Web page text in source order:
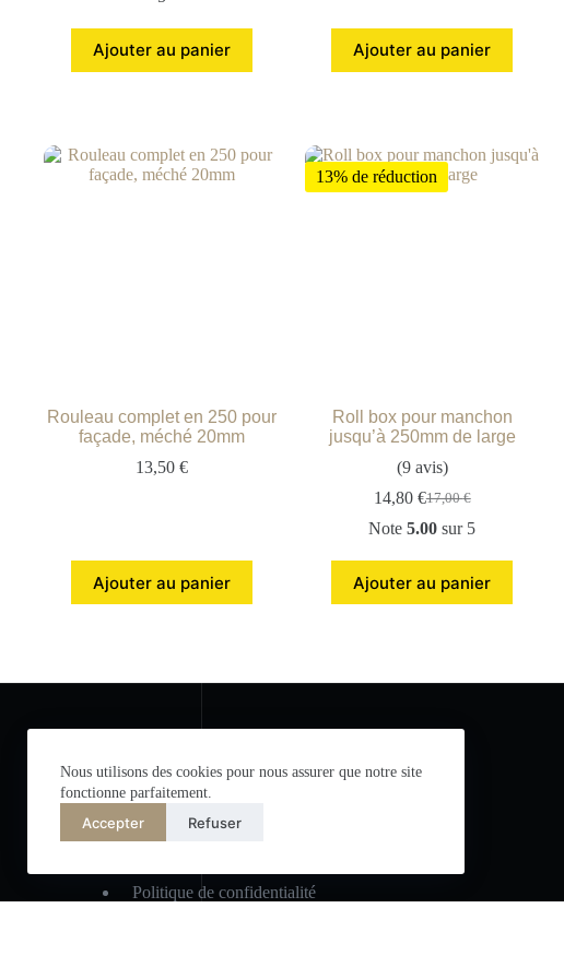
Nous utilisons des cookies pour nous assurer que notre site
fonctionne parfaitement.
Accepter Refuser
Ajouter au panier Ajouter au panier
Rouleau complet en 250 pour
façade, méché 20mm
13,50 €
Ajouter au panier
13% de réduction
Roll box pour manchon
jusqu’à 250mm de large
(9 avis)
17,00€
14,80 €
Note5.00 sur 5
Ajouter au panier
Politique de confidentialité